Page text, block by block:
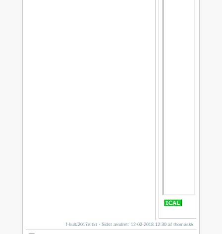
f-kult/2017e.txt · Sidst ændret: 12-02-2018 12:30 afthomaskk